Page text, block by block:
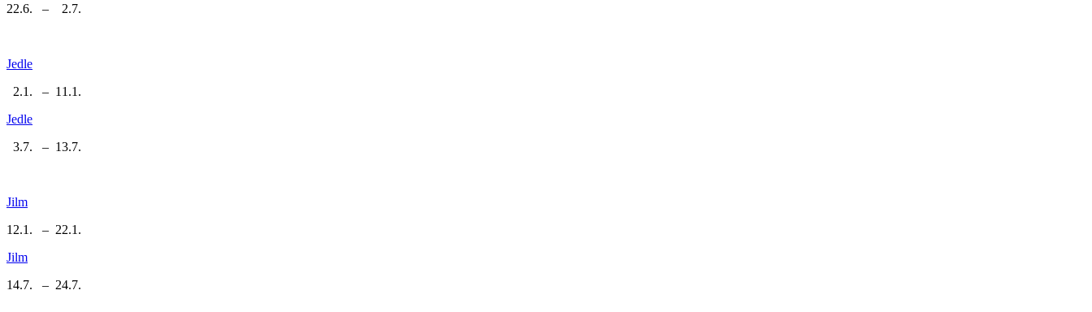
22.6. – 2.7.
Jedle
2.1. – 11.1.
Jedle
3.7. – 13.7.
Jilm
12.1. – 22.1.
Jilm
14.7. – 24.7.